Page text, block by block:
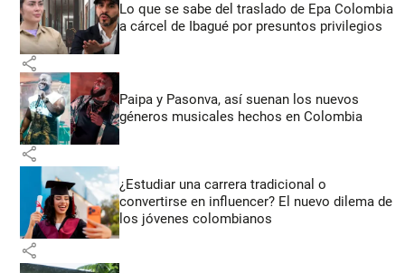
Lo que se sabe del traslado de Epa Colombia
a cárcel de Ibagué por presuntos privilegios
share
Paipa y Pasonva, así suenan los nuevos
géneros musicales hechos en Colombia
share
¿Estudiar una carrera tradicional o
convertirse en influencer? El nuevo dilema de
los jóvenes colombianos
share